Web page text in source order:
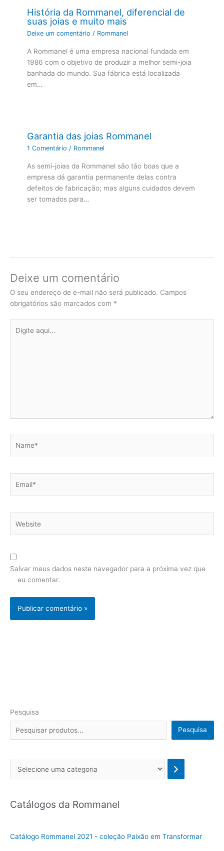
Pesquisa
Pesquisa
l
c
Catálogos da Rommanel
Catálogo Rommanel 2021 - coleção Paixão em Transformar
História da Rommanel, diferencial de
suas joias e muito mais
Deixe um comentário / Rommanel
A Rommanel é uma empresa nacional fundada em
1986 com o objetivo de produzir a melhor semi-joia
banhada do mundo. Sua fábrica está localizada
em…
Garantia das joias Rommanel
1 Comentário / Rommanel
As semi-joias da Rommanel são tão boas que a
empresa dá garantia permanente delas contra
defeitos de fabricação; mas alguns cuidados devem
ser tomados para…
Deixe um comentário
O seu endereço de e-mail não será publicado. Campos
obrigatórios são marcados com *
aqui...
Salvar meus dados neste navegador para a próxima vez que
eu comentar.